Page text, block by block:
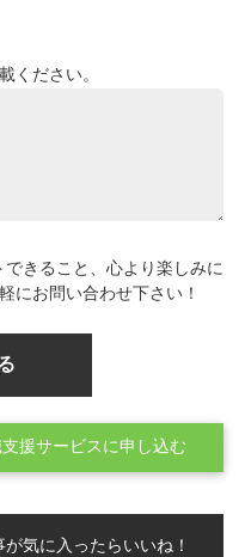
ください。
きること、心より楽しみに
にお問い合わせ下さい！
援サービスに申し込む
が気に入ったらいいね！